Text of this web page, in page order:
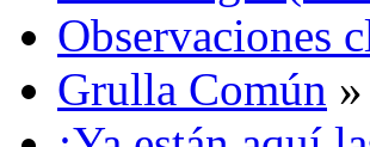
Observaciones
Grulla Común »